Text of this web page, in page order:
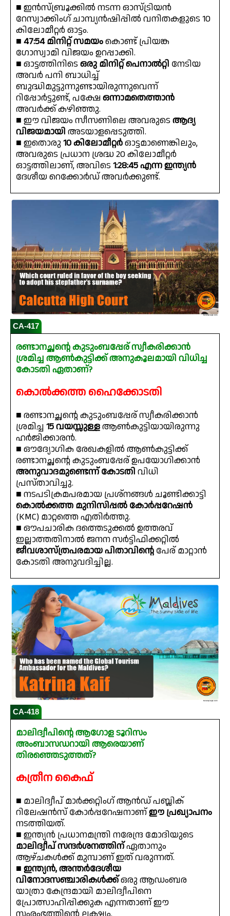
■ ഇൻസ്ബ്രൂക്കിൽ നടന്ന ഓസ്ട്രിയൻ
റേസ്വാക്കിംഗ് ചാമ്പ്യൻഷിപ്പിൽ വനിതകളുടെ 10
കിലോമീറ്റർ ഓട്ടം.
■ 47:54 മിനിറ്റ് സമയംകൊണ്ട് പ്രിയങ്ക
ഗോസ്വാമി വിജയം ഉറപ്പാക്കി.
■ ഓട്ടത്തിനിടെ ഒരു മിനിറ്റ് പെനാൽറ്റി നേടിയ
അവർ പനി ബാധിച്ച്
ബുദ്ധിമുട്ടുന്നുണ്ടായിരുന്നുവെന്ന്
റിപ്പോർട്ടുണ്ട്, പക്ഷേഒന്നാമതെത്താൻ
അവർക്ക് കഴിഞ്ഞു.
■ ഈ വിജയം സീസണിലെ അവരുടെ ആദ്യ
വിജയമായി അടയാളപ്പെടുത്തി.
■ ഇതൊരു 10 കിലോമീറ്റർഓട്ടമാണെങ്കിലും,
അവരുടെ പ്രധാന ശ്രദ്ധ 20 കിലോമീറ്റർ
ഓട്ടത്തിലാണ്, അവിടെ 1:28:45 എന്ന ഇന്ത്യൻ
ദേശീയ റെക്കോർഡ് അവർക്കുണ്ട്.
CA-417
രണ്ടാനച്ഛന്റെ കുടുംബപ്പേര് സ്വീകരിക്കാൻ
ശ്രമിച്ച ആൺകുട്ടിക്ക് അനുകൂലമായി വിധിച്ച
കോടതി ഏതാണ്?
കൊൽക്കത്ത ഹൈക്കോടതി
■ രണ്ടാനച്ഛന്റെ കുടുംബപ്പേര് സ്വീകരിക്കാൻ
ശ്രമിച്ച 15 വയസ്സുള്ളആൺകുട്ടിയായിരുന്നു
ഹർജിക്കാരൻ.
■ ഔദ്യോഗിക രേഖകളിൽ ആൺകുട്ടിക്ക്
രണ്ടാനച്ഛന്റെ കുടുംബപ്പേര് ഉപയോഗിക്കാൻ
അനുവാദമുണ്ടെന്ന് കോടതി വിധി
പ്രസ്താവിച്ചു.
■ നടപടിക്രമപരമായ പ്രശ്നങ്ങൾ ചൂണ്ടിക്കാട്ടി
കൊൽക്കത്ത മുനിസിപ്പൽ കോർപ്പറേഷൻ
(KMC) മാറ്റത്തെ എതിർത്തു.
■ ഔപചാരിക ദത്തെടുക്കൽ ഉത്തരവ്
ഇല്ലാത്തതിനാൽ ജനന സർട്ടിഫിക്കറ്റിൽ
ജീവശാസ്ത്രപരമായ പിതാവിന്റെ പേര് മാറ്റാൻ
കോടതി അനുവദിച്ചില്ല.
CA-418
മാലിദ്വീപിന്റെ ആഗോള ടൂറിസം
അംബാസഡറായി ആരെയാണ്
തിരഞ്ഞെടുത്തത്?
കത്രീന കൈഫ്
■ മാലിദ്വീപ് മാർക്കറ്റിംഗ് ആൻഡ് പബ്ലിക്
റിലേഷൻസ് കോർപ്പറേഷനാണ്ഈ പ്രഖ്യാപനം
നടത്തിയത്.
■ ഇന്ത്യൻ പ്രധാനമന്ത്രി നരേന്ദ്ര മോദിയുടെ
മാലിദ്വീപ് സന്ദർശനത്തിന്ഏതാനും
ആഴ്ചകൾക്ക് മുമ്പാണ് ഇത് വരുന്നത്.
■ ഇന്ത്യൻ, അന്തർദേശീയ
വിനോദസഞ്ചാരികൾക്ക്ഒരു ആഡംബര
യാത്രാ കേന്ദ്രമായി മാലിദ്വീപിനെ
പ്രോത്സാഹിപ്പിക്കുക എന്നതാണ് ഈ
സംരംഭത്തിന്റെ ലക്ഷ്യം.